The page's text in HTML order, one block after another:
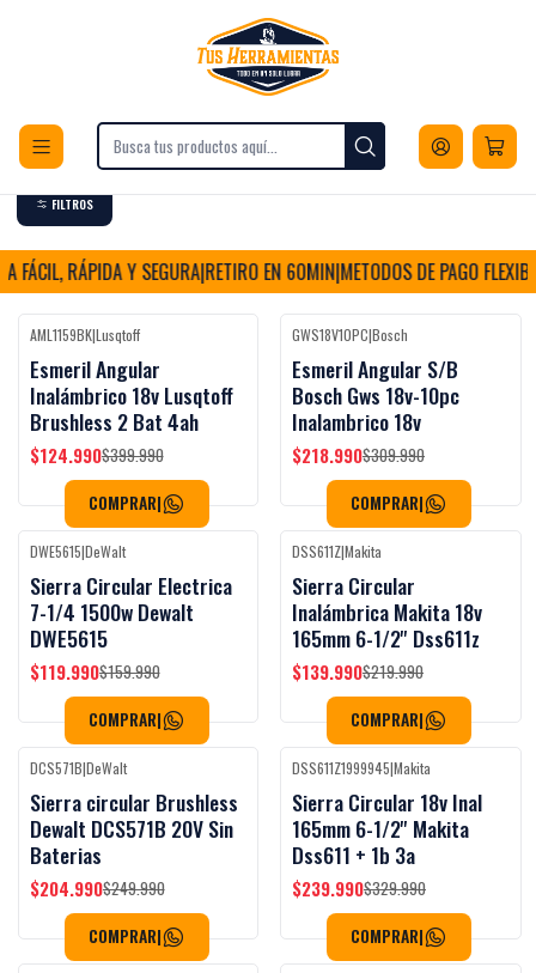
Envios a todo Chile
Herramientas inalámbricas
Corte y Desbaste
FILTROS
FÁCIL, RÁPIDA Y SEGURA|RETIRO EN 60MIN|METODOS DE PAGO
-69%OFF
AML1159BK|Lusqtoff
Esmeril Angular
Inalámbrico 18v Lusqtoff
Brushless 2 Bat 4ah
$124.990$399.990
COMPRAR|
-29%OFF
GWS18V10PC|Bosch
Esmeril Angular S/B
Bosch Gws 18v-10pc
Inalambrico 18v
$218.990$309.990
COMPRAR|
-25%OFF
DWE5615|DeWalt
Sierra Circular Electrica
7-1/4 1500w Dewalt
DWE5615
$119.990$159.990
COMPRAR|
-36%OFF
DSS611Z|Makita
Sierra Circular
Inalámbrica Makita 18v
165mm 6-1/2'' Dss611z
$139.990$219.990
COMPRAR|
-18%OFF
DCS571B|DeWalt
Sierra circular Brushless
Dewalt DCS571B 20V Sin
Baterias
$204.990$249.990
COMPRAR|
-27%OFF
DSS611Z1999945|Makita
Sierra Circular 18v Inal
165mm 6-1/2'' Makita
Dss611 + 1b 3a
$239.990$329.990
COMPRAR|